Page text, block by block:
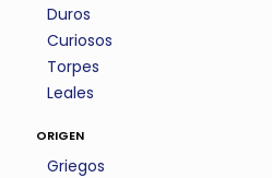
Duros
Curiosos
Torpes
Leales
origen
Griegos